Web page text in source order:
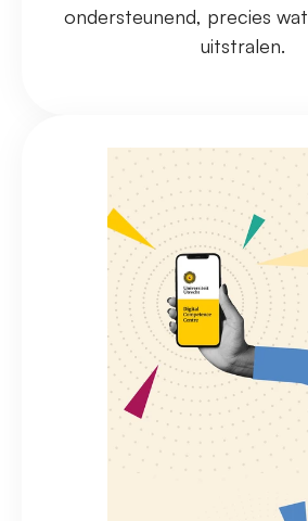
ondersteunend, precies
uitstralen.